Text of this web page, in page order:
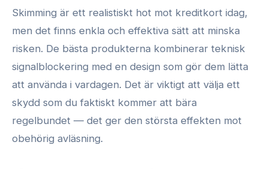
Skimming är ett realistiskt hot mot kreditkort idag,
men det finns enkla och effektiva sätt att minska
risken. De bästa produkterna kombinerar teknisk
signalblockering med en design som gör dem lätta
att använda i vardagen. Det är viktigt att välja ett
skydd som du faktiskt kommer att bära
regelbundet — det ger den största effekten mot
obehörig avläsning.